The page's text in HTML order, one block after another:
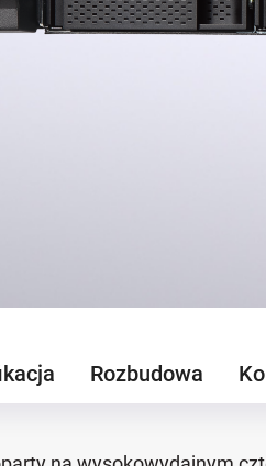
Rozbudowa